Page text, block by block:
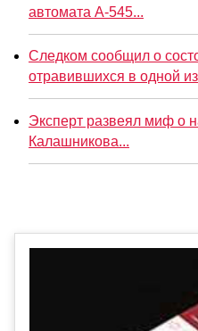
автомата А-545...
Следком сообщил о
отравившихся в одной
Эксперт развеял миф о
Калашникова...